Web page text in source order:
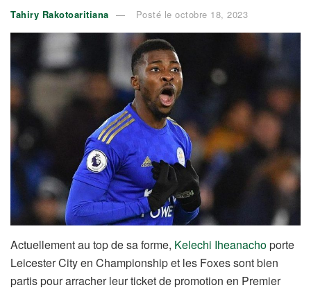
Tahiry Rakotoaritiana Posté le octobre 18, 2023
Actuellement au top de sa forme, Kelechi Iheanachoporte
Leicester City en Championship et les Foxes sont bien
partis pour arracher leur ticket de promotion en Premier